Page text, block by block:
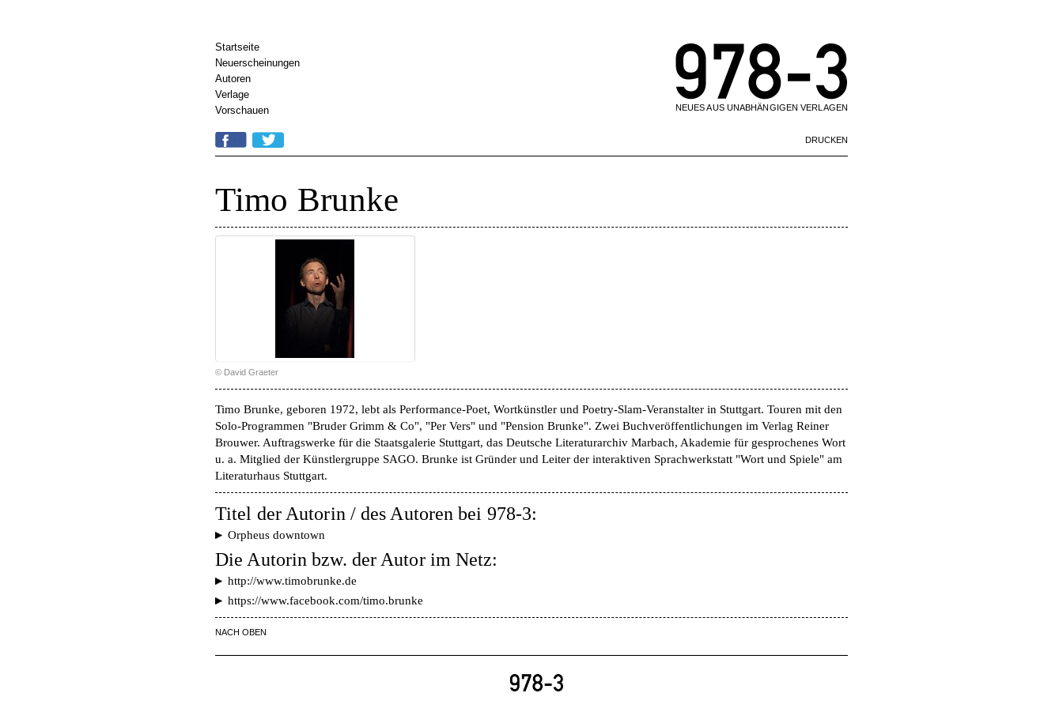
Startseite
Neuerscheinungen
Autoren
Verlage
Vorschauen
NEUES AUS UNABHÄNGIGEN VERLAGEN
Artikelaktionen
DRUCKEN
Timo Brunke
© David Graeter
Timo Brunke, geboren 1972, lebt als Performance-Poet, Wortkünstler und Poetry-Slam-Veranstalter in Stuttgart. Touren mit den
Solo-Programmen "Bruder Grimm & Co", "Per Vers" und "Pension Brunke". Zwei Buchveröffentlichungen im Verlag Reiner
Brouwer. Auftragswerke für die Staatsgalerie Stuttgart, das Deutsche Literaturarchiv Marbach, Akademie für gesprochenes Wort
u. a. Mitglied der Künstlergruppe SAGO. Brunke ist Gründer und Leiter der interaktiven Sprachwerkstatt "Wort und Spiele" am
Literaturhaus Stuttgart.
Titel der Autorin / des Autoren bei 978-3:
Orpheus downtown
Die Autorin bzw. der Autor im Netz:
http://www.timobrunke.de
https://www.facebook.com/timo.brunke
NACH OBEN